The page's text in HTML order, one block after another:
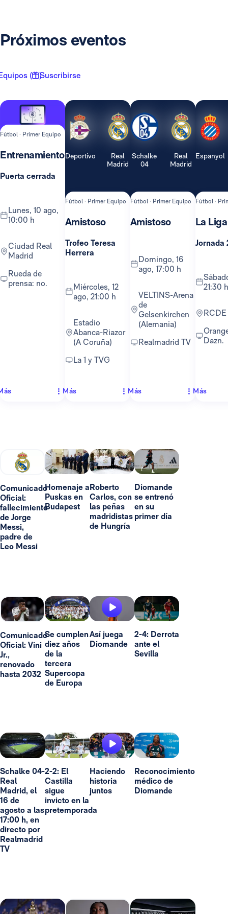
Próximos eventos
( 1 )Suscribirse
Fútbol · Primer Equipo
Entrenamiento
Puerta cerrada
lunes, 10 ago,
10:00 h
Ciudad Real
Madrid
Rueda de
prensa: no.
Deportivo
Real
Madrid
Fútbol · Primer Equipo
Amistoso
Trofeo Teresa
Herrera
miércoles, 12
ago, 21:00 h
Estadio
Abanca-Riazor
(A Coruña)
La 1 y TVG
Más
Schalke
04
Real
Madrid
Fútbol · Primer Equipo
Amistoso
domingo, 16
ago, 17:00 h
VELTINS-Arena
de
Gelsenkirchen
(Alemania)
Realmadrid TV
Más
Espanyol
Fútbol ·
La Liga
Jornada
sábado, 22 ago,
21:30 h
Orange TV y
Dazn.
Más
Comunicado
Oficial:
fallecimiento
de Jorge
Messi,
padre de
Leo Messi
Homenaje a
Puskas en
Budapest
Roberto
Carlos, con
las peñas
madridistas
de Hungría
Diomande
se entrenó
en su
primer día
Comunicado
Oficial: Vini
Jr.,
renovado
hasta 2032
Se cumplen
diez años
de la
tercera
Supercopa
de Europa
Así juega
Diomande
2-4: Derrota
ante el
Sevilla
Schalke 04-
Real
Madrid, el
16 de
agosto a las
17:00 h, en
directo por
Realmadrid
TV
2-2: El
Castilla
sigue
invicto en la
pretemporada
Haciendo
historia
juntos
Reconocimiento
médico de
Diomande